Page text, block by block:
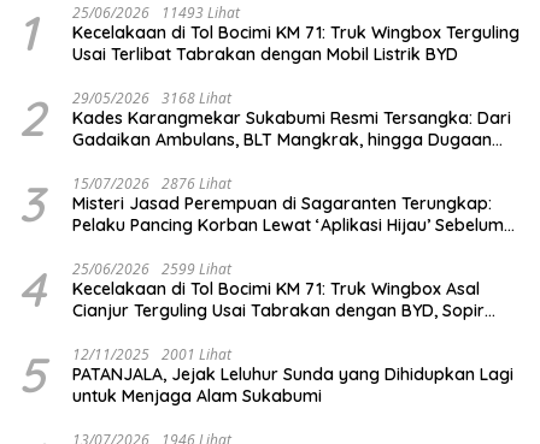
1 25/06/2026 11493 Lihat
Kecelakaan di Tol Bocimi KM 71: Truk Wingbox Terguling
Usai Terlibat Tabrakan dengan Mobil Listrik BYD
2 29/05/2026 3168 Lihat
Kades Karangmekar Sukabumi Resmi Tersangka: Dari
Gadaikan Ambulans, BLT Mangkrak, hingga Dugaan
3 15/07/2026 2876 Lihat
Misteri Jasad Perempuan di Sagaranten Terungkap:
Pelaku Pancing Korban Lewat ‘Aplikasi Hijau’ Sebelum
4 25/06/2026 2599 Lihat
Kecelakaan di Tol Bocimi KM 71: Truk Wingbox Asal
Cianjur Terguling Usai Tabrakan dengan BYD, Sopir
5 12/11/2025 2001 Lihat
PATANJALA, Jejak Leluhur Sunda yang Dihidupkan Lagi
untuk Menjaga Alam Sukabumi
13/07/2026 1946 Lihat